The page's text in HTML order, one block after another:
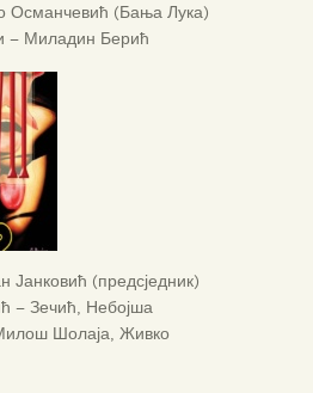
Османчевић (Бања Лука)
– Миладин Берић
(предсједник)
– Зечић, Небојша
Шолаја, Живко